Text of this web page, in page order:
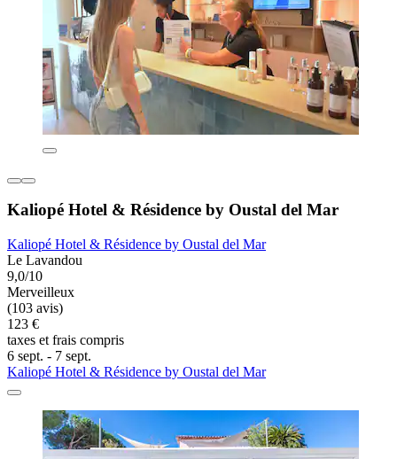
Kaliopé Hotel & Résidence by Oustal del Mar
Kaliopé Hotel & Résidence by Oustal del Mar
Le Lavandou
9,0/10
Merveilleux
(103 avis)
123 €
taxes et frais compris
6 sept. - 7 sept.
Kaliopé Hotel & Résidence by Oustal del Mar